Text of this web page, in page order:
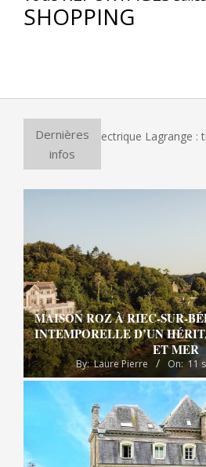
SHOPPING
Dernières
infos
à pizza électrique Lagrange : tient-il
MAISON ROZ À RIEC-SUR-
INTEMPORELLE D’UN
ET MER
By: Laure Pierre On: 11